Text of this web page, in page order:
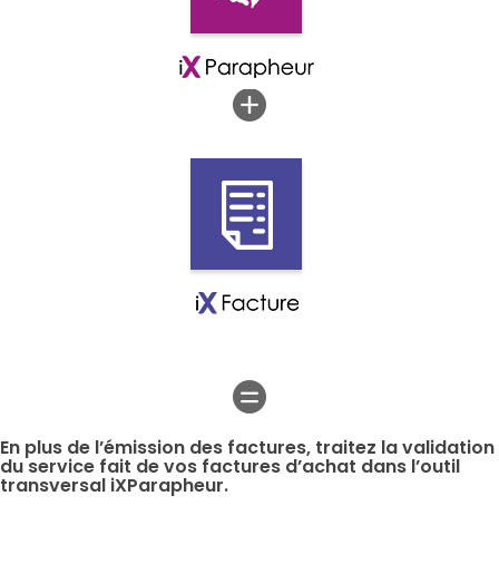
En plus de l’émission des factures, traitez la validation
du service fait de vos factures d’achat dans l’outil
transversal iXParapheur.